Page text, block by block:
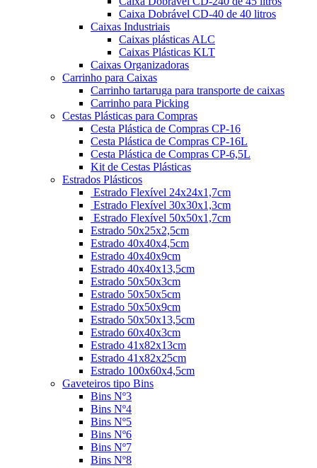
Caixa Dobrável CD-40 de 40 litros
Caixas Industriais
Caixas plásticas ALC
Caixas Plásticas KLT
Caixas Organizadoras
Carrinho para Caixas
Carrinho tartaruga para transporte de caixas
Carrinho para Picking
Cestas Plásticas para Compras
Cesta Plástica de Compras CP-16
Cesta Plástica de Compras CP-16L
Cesta Plástica de Compras CP-6,5L
Kit de Cestas Plásticas
Estrados Plásticos
Estrado Flexível 24x24x1,7cm
Estrado Flexível 30x30x1,3cm
Estrado Flexível 50x50x1,7cm
Estrado 50x25x2,5cm
Estrado 40x40x4,5cm
Estrado 40x40x9cm
Estrado 40x40x13,5cm
Estrado 50x50x3cm
Estrado 50x50x5cm
Estrado 50x50x9cm
Estrado 50x50x13,5cm
Estrado 60x40x3cm
Estrado 41x82x13cm
Estrado 41x82x25cm
Estrado 100x60x4,5cm
Gaveteiros tipo Bins
Bins Nº3
Bins Nº4
Bins Nº5
Bins Nº6
Bins Nº7
Bins Nº8